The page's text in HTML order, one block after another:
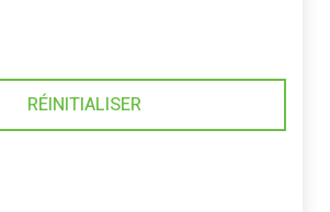
RÉINITIALISER